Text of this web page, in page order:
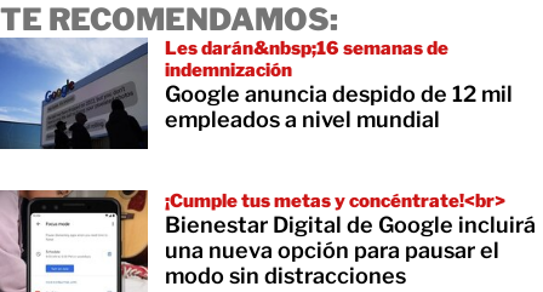
TE RECOMENDAMOS:
Les darán&nbsp;16 semanas de
indemnización
Google anuncia despido de 12 mil
empleados a nivel mundial
¡Cumple tus metas y concéntrate!<br>
Bienestar Digital de Google incluirá
una nueva opción para pausar el
modo sin distracciones